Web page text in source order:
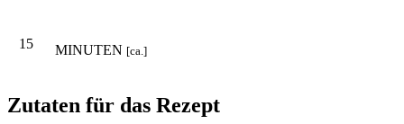
15 MINUTEN [ca.]
Zutaten für das Rezept